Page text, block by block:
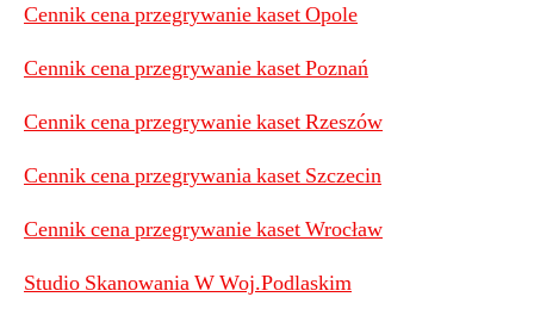
Cennik cena przegrywanie kaset Opole
Cennik cena przegrywanie kaset Poznań
Cennik cena przegrywanie kaset Rzeszów
Cennik cena przegrywania kaset Szczecin
Cennik cena przegrywanie kaset Wrocław
Studio Skanowania W Woj.Podlaskim